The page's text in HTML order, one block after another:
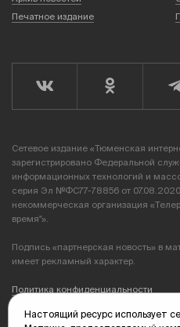
Печатное издание
Сетевое издание «Тюменская
зарегистрировано Федеральной
информационных технологий и
серия Эл №ФС77-78856 от 07.08.2020
некоммерческая организация
время"».
Подпись «партнерская новость» в
имеет рекламный характер.
Политика конфиденциальности
Редакция: 625035, Тюмень, пр.
Настоящий ресурс использует